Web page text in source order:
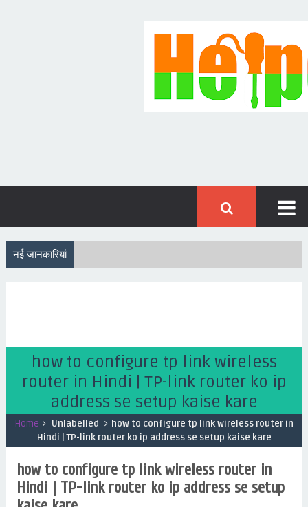
नई जानकारियां
how to configure tp link wireless
router in Hindi | TP-link router ko ip
address se setup kaise kare
Home Unlabelled
how to configure tp link wireless router in
Hindi | TP-link router ko ip address se setup kaise kare
how to configure tp link wireless router in
Hindi | TP-link router ko ip address se setup